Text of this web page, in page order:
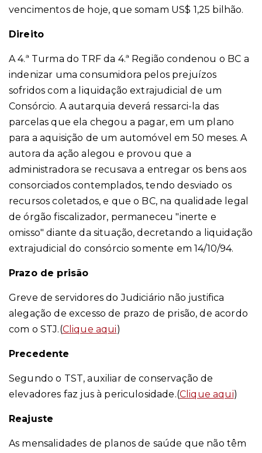
vencimentos de hoje, que somam US$ 1,25 bilhão.
Direito
A 4.ª Turma do TRF da 4.ª Região condenou o BC a
indenizar uma consumidora pelos prejuízos
sofridos com a liquidação extrajudicial de um
Consórcio. A autarquia deverá ressarci-la das
parcelas que ela chegou a pagar, em um plano
para a aquisição de um automóvel em 50 meses. A
autora da ação alegou e provou que a
administradora se recusava a entregar os bens aos
consorciados contemplados, tendo desviado os
recursos coletados, e que o BC, na qualidade legal
de órgão fiscalizador, permaneceu "inerte e
omisso" diante da situação, decretando a liquidação
extrajudicial do consórcio somente em 14/10/94.
Prazo de prisão
Greve de servidores do Judiciário não justifica
alegação de excesso de prazo de prisão, de acordo
com o STJ.(Clique aqui)
Precedente
Segundo o TST, auxiliar de conservação de
elevadores faz jus à periculosidade.(Clique aqui)
Reajuste
As mensalidades de planos de saúde que não têm